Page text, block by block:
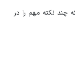
چند نکته مهم را در